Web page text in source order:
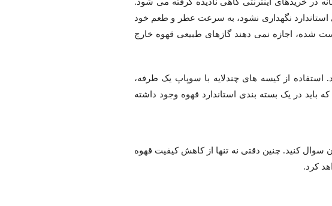
نگهداری نشود، به سرعت عطر و طعم خود
شده، اجازه نمی دهند گازهای طبیعی قهوه خارج
استفاده از کیسه های چندلایه با سوپاپ یک طرفه،
در یک بسته بندی استاندارد قهوه وجود داشته
سوال کنید. چنین دقتی نه تنها از کاهش کیفیت قهوه
کرد.